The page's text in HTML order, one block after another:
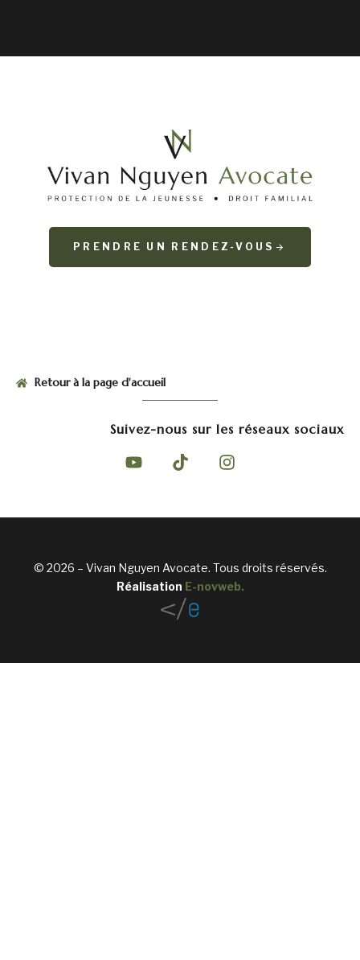
PRENDRE UN RENDEZ-VOUS
Retour à la page d'accueil
Suivez-nous sur les réseaux sociaux
© 2026 – Vivan Nguyen Avocate. Tous droits réservés.
Réalisation E-novweb.